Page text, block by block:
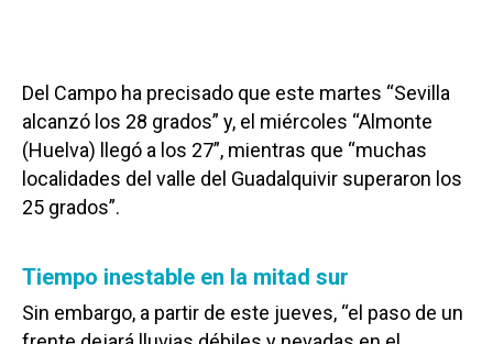
Del Campo ha precisado que este martes “Sevilla
alcanzó los 28 grados” y, el miércoles “Almonte
(Huelva) llegó a los 27”, mientras que “muchas
localidades del valle del Guadalquivir superaron los
25 grados”.
Tiempo inestable en la mitad sur
Sin embargo, a partir de este jueves, “el paso de un